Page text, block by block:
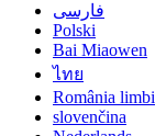
فارسی
Polski
Bai Miaowen
ไทย
România limbi
slovenčina